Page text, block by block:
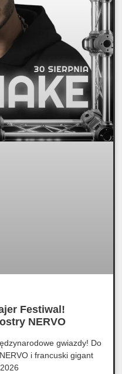
Festiwal!
NERVO
gwiazdy! Do
i francuski gigant